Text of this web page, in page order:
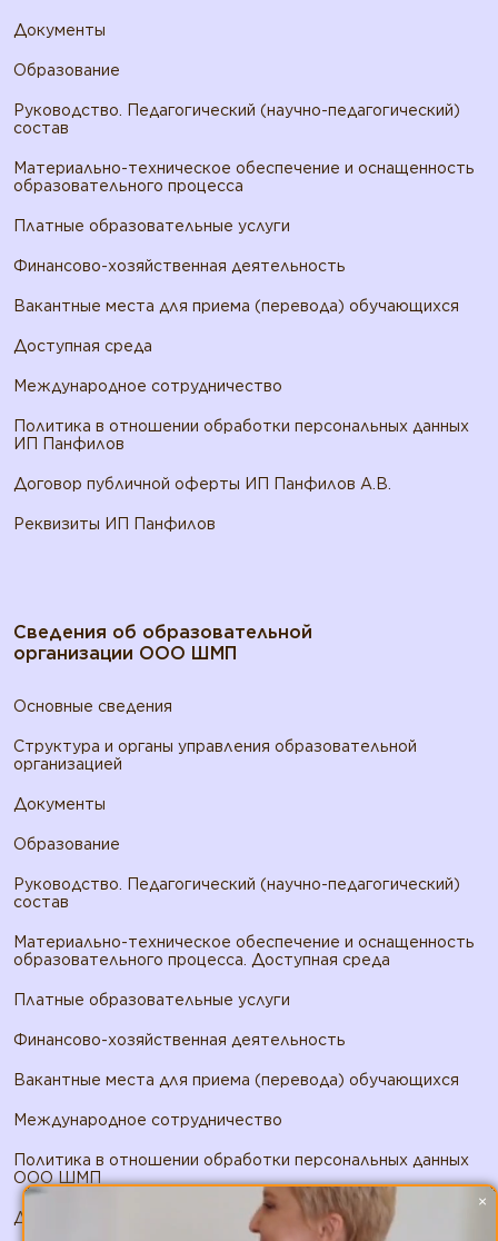
Документы
Образование
Руководство. Педагогический (научно-педагогический)
состав
Материально-техническое обеспечение и оснащенность
образовательного процесса
Платные образовательные услуги
Финансово-хозяйственная деятельность
Вакантные места для приема (перевода) обучающихся
Доступная среда
Международное сотрудничество
Политика в отношении обработки персональных данных
ИП Панфилов
Договор публичной оферты ИП Панфилов А.В.
Реквизиты ИП Панфилов
Сведения об образовательной
организации ООО ШМП
Основные сведения
Структура и органы управления образовательной
организацией
Документы
Образование
Руководство. Педагогический (научно-педагогический)
состав
Материально-техническое обеспечение и оснащенность
образовательного процесса. Доступная среда
Платные образовательные услуги
Финансово-хозяйственная деятельность
Вакантные места для приема (перевода) обучающихся
Международное сотрудничество
Политика в отношении обработки персональных данных
ООО ШМП
Договор публичной оферты ООО ШМП
×